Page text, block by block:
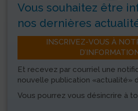
Vous souhaitez être
nos dernières
INSCRIVEZ-VOUS À
Et recevez par courriel une
nouvelle publication «actualité»
Vous pourrez vous désincrire à